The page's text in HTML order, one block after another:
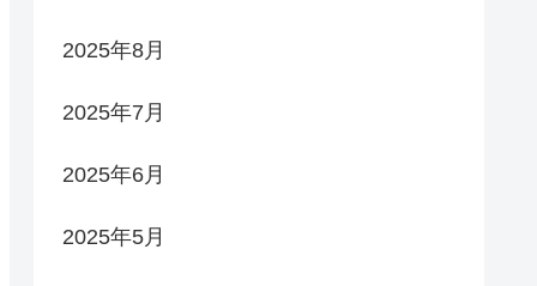
2025年8月
2025年7月
2025年6月
2025年5月